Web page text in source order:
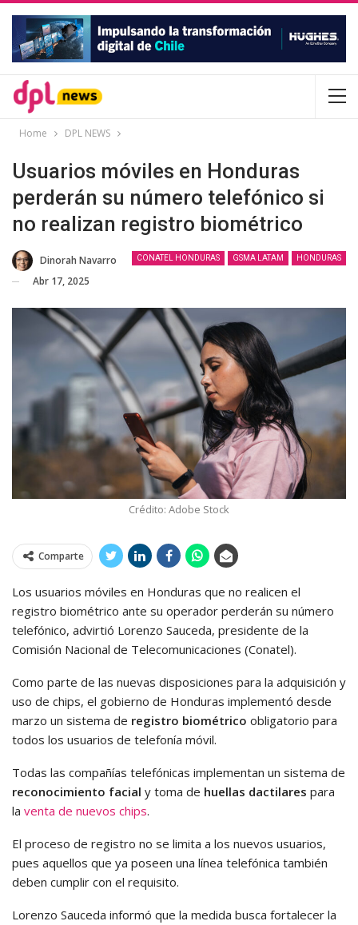
Home DPL NEWS
Usuarios móviles en Honduras
perderán su número telefónico si
no realizan registro biométrico
CONATEL HONDURAS GSMA LATAM HONDURAS
Dinorah Navarro
Abr 17, 2025
Crédito: Adobe Stock
Comparte
Los usuarios móviles en Honduras que no realicen el
registro biométrico ante su operador perderán su número
telefónico, advirtió Lorenzo Sauceda, presidente de la
Comisión Nacional de Telecomunicaciones (Conatel).
Como parte de las nuevas disposiciones para la adquisición y
uso de chips, el gobierno de Honduras implementó desde
marzo un sistema de registro biométrico obligatorio para
todos los usuarios de telefonía móvil.
Todas las compañías telefónicas implementan un sistema de
reconocimiento facial y toma de huellas dactilares para
la venta de nuevos chips.
El proceso de registro no se limita a los nuevos usuarios,
pues aquellos que ya poseen una línea telefónica también
deben cumplir con el requisito.
Lorenzo Sauceda informó que la medida busca fortalecer la